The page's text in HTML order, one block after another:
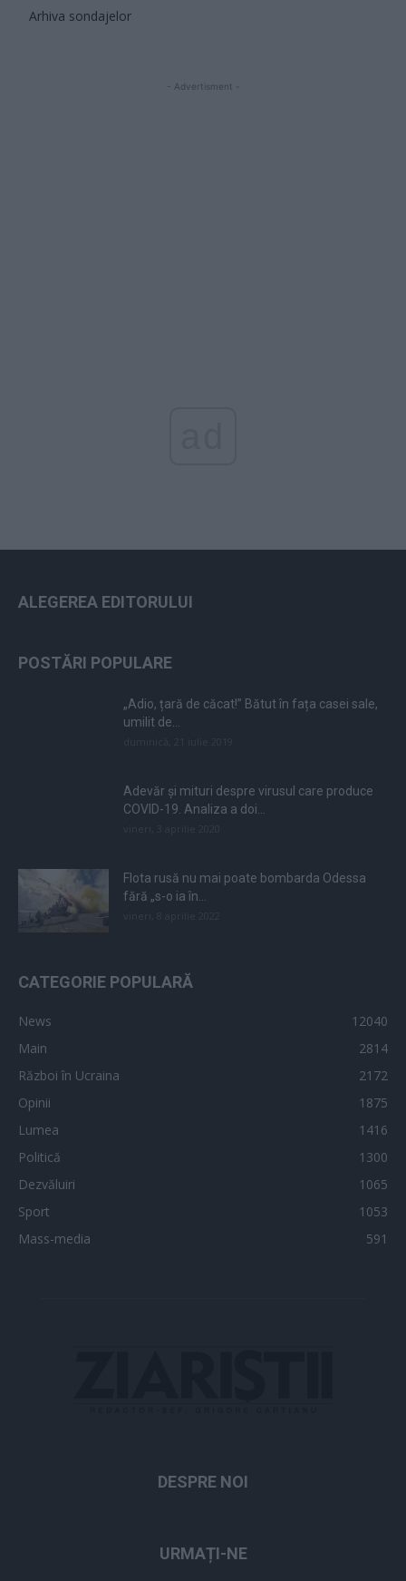
Arhiva sondajelor
- Advertisment -
ALEGEREA EDITORULUI
POSTĂRI POPULARE
„Adio, țară de căcat!” Bătut în fața casei sale,
umilit de...
Adevăr și mituri despre virusul care produce
COVID-19. Analiza a doi...
Flota rusă nu mai poate bombarda Odessa
fără „s-o ia în...
CATEGORIE POPULARĂ
News
12040
Main
2814
Război în Ucraina
2172
Opinii
1875
Lumea
1416
Politică
1300
Dezvăluiri
1065
Sport
1053
Mass-media
591
DESPRE NOI
URMAȚI-NE